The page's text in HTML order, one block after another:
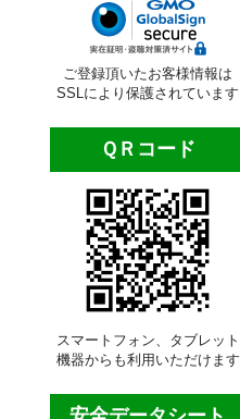
ご登録頂いたお客様情報は
SSLにより保護されています
ＱＲコード
スマートフォン、タブレット
機器からも利用いただけます